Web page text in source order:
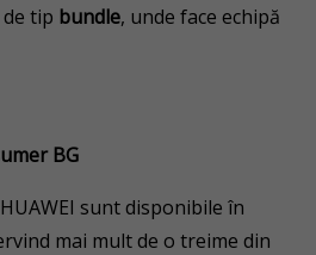
tip bundle, unde face echipă
BG
sunt disponibile în
mai mult de o treime din